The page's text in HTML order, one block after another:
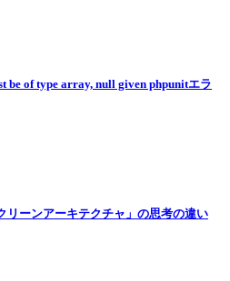
be of type array, null given phpunitエラ
リーンアーキテクチャ」の思考の違い